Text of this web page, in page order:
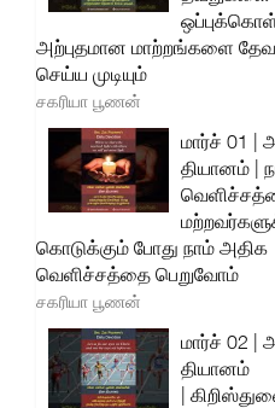
அற்புதமான மாற்றங்களை
செய்ய முடியும்
சகரியா பூணன்
மார்ச் 01 |
தியானம் |
கொடுக்கும் போது நாம் அதிக
வெளிச்சத்தை பெறுவோம்
சகரியா பூணன்
மார்ச் 02 |
தியானம்
|